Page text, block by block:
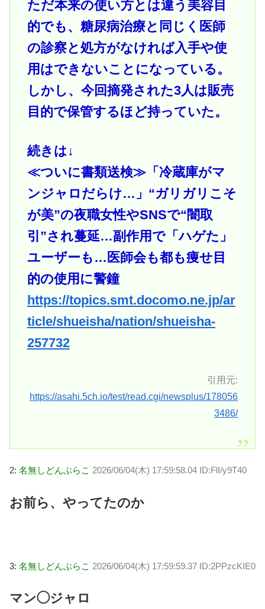
ただ本来の使い方とは違う美容目
的でも、糖尿病治療と同じく医師
の診察と処方がなければ入手や使
用はできないことになっている。
しかし、今回摘発された3人は販売
目的で保管するほど持っていた。
続きは↓
≪ついに書類送検≫「冷蔵庫がマ
ンジャロだらけ…」“ガリガリこそ
が美”の夜職女性やSNSで“闇取
引”され蔓延…副作用で「ハゲた」
ユーザーも…医師会も都も痩せ目
的の使用に警鐘
https://topics.smt.docomo.ne.jp/ar
ticle/shueisha/nation/shueisha-
257732
引用元:
https://asahi.5ch.io/test/read.cgi/newsplus/178056
3486/
2: 名無しどんぶらこ 2026/06/04(木) 17:59:58.04 ID:FlI/y9T40
お前ら、やってたのか
3: 名無しどんぶらこ 2026/06/04(木) 17:59:59.37 ID:2PPzcKIE0
マン◯ジャロ